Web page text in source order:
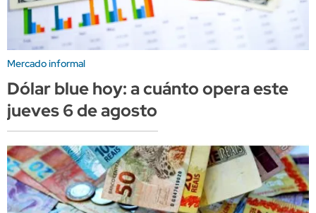
Mercado informal
Dólar blue hoy: a cuánto opera este
jueves 6 de agosto